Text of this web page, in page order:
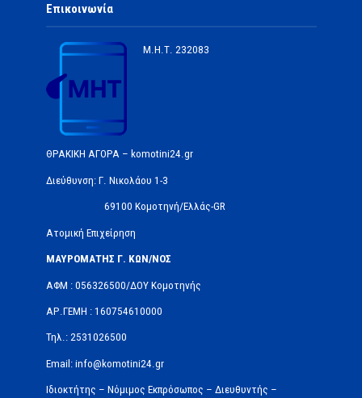
Επικοινωνία
Μ.Η.Τ. 232083
ΘΡΑΚΙΚΗ ΑΓΟΡΑ – komotini24.gr
Διεύθυνση: Γ. Νικολάου 1-3
69100 Κομοτηνή/Ελλάς-GR
Ατομική Επιχείρηση
ΜΑΥΡΟΜΑΤΗΣ Γ. ΚΩΝ/ΝΟΣ
ΑΦΜ : 056326500/ΔOΥ Κομοτηνής
ΑΡ.ΓΕΜΗ : 160754610000
Τηλ.: 2531026500
Email: info@komotini24.gr
Ιδιοκτήτης – Νόμιμος Εκπρόσωπος – Διευθυντής –